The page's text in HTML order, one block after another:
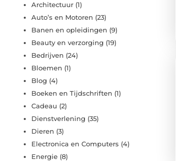
Architectuur (1)
Auto’s en Motoren (23)
Banen en opleidingen (9)
Beauty en verzorging (19)
Bedrijven (24)
Bloemen (1)
Blog (4)
Boeken en Tijdschriften (1)
Cadeau (2)
Dienstverlening (35)
Dieren (3)
Electronica en Computers (4)
Energie (8)